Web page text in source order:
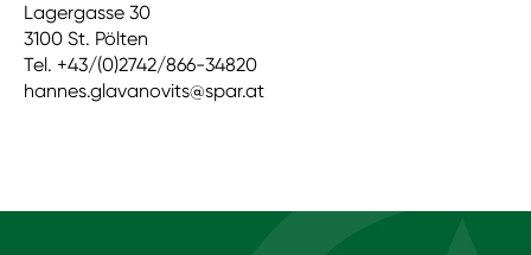
Lagergasse 30
3100 St. Pölten
Tel. +43/(0)2742/866-34820
hannes.glavanovits@spar.at